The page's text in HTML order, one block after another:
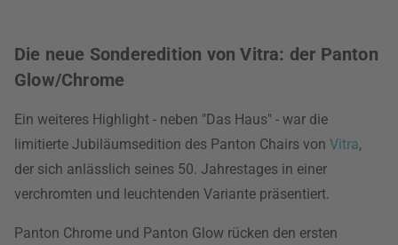
Die neue Sonderedition von Vitra: der Panton
Glow/Chrome
Ein weiteres Highlight - neben "Das Haus" - war die
limitierte Jubiläumsedition des Panton Chairs von Vitra,
der sich anlässlich seines 50. Jahrestages in einer
verchromten und leuchtenden Variante präsentiert.
Panton Chrome und Panton Glow rücken den ersten